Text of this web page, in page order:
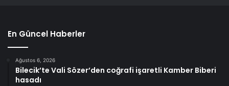
En Güncel Haberler
Ağustos 6, 2026
Bilecik’te Vali Sözer’den coğrafi işaretli Kamber Biberi
hasadı